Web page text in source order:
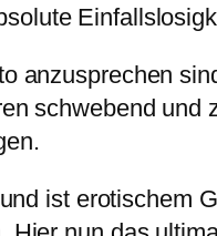
anzusprechen
schwebend und
ist erotischem